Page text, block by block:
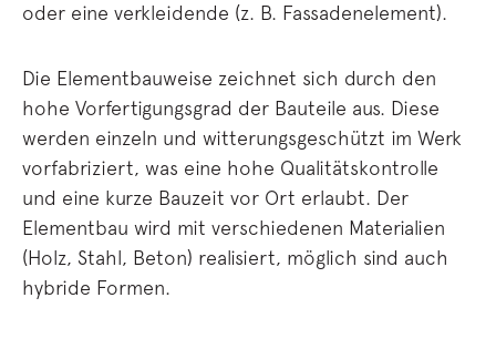
oder eine verkleidende (z. B. Fassadenelement).
Die Elementbauweise zeichnet sich durch den
hohe Vorfertigungsgrad der Bauteile aus. Diese
werden einzeln und witterungsgeschützt im Werk
vorfabriziert, was eine hohe Qualitätskontrolle
und eine kurze Bauzeit vor Ort erlaubt. Der
Elementbau wird mit verschiedenen Materialien
(Holz, Stahl, Beton) realisiert, möglich sind auch
hybride Formen.